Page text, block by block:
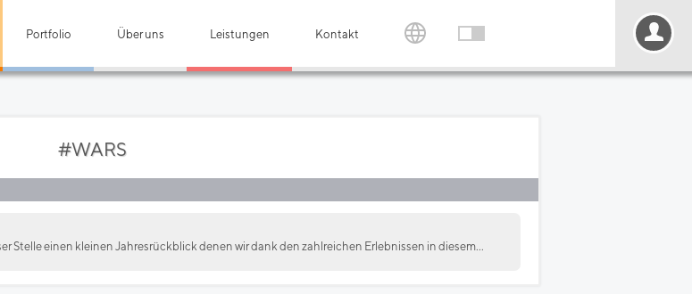
Portfolio Über uns Leistungen Kontakt
#WARS
Stelle einen kleinen Jahresrückblick denen wir dank den zahlreichen Erlebnissen in diesem...